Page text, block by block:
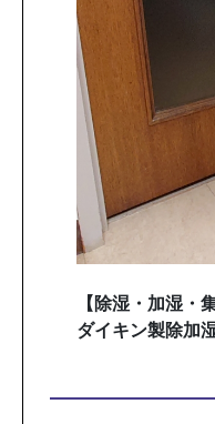
【除湿・加湿・
ダイキン製除加